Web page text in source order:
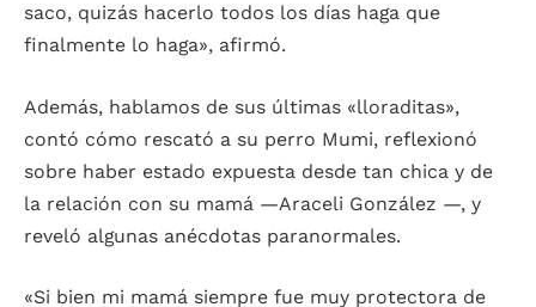
saco, quizás hacerlo todos los días haga que
finalmente lo haga», afirmó.
Además, hablamos de sus últimas «lloraditas»,
contó cómo rescató a su perro Mumi, reflexionó
sobre haber estado expuesta desde tan chica y de
la relación con su mamá —Araceli González —, y
reveló algunas anécdotas paranormales.
«Si bien mi mamá siempre fue muy protectora de